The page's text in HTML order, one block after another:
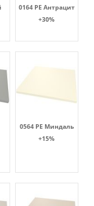
0164 PE Антрацит
+30%
0564 PE Миндаль
+15%